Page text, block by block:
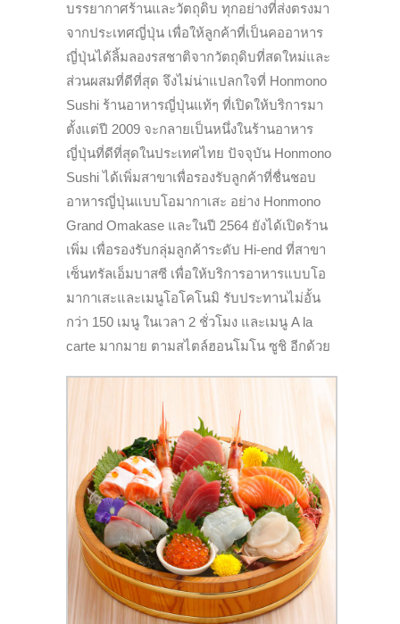
บรรยากาศร้านและวัตถุดิบ ทุกอย่างที่ส่งตรงมา
จากประเทศญี่ปุ่น เพื่อให้ลูกค้าที่เป็นคออาหาร
ญี่ปุ่นได้ลิ้มลองรสชาติจากวัตถุดิบที่สดใหม่และ
ส่วนผสมที่ดีที่สุด จึงไม่น่าแปลกใจที่ Honmono
Sushi ร้านอาหารญี่ปุ่นแท้ๆ ที่เปิดให้บริการมา
ตั้งแต่ปี 2009 จะกลายเป็นหนึ่งในร้านอาหาร
ญี่ปุ่นที่ดีที่สุดในประเทศไทย ปัจจุบัน Honmono
Sushi ได้เพิ่มสาขาเพื่อรองรับลูกค้าที่ชื่นชอบ
อาหารญี่ปุ่นแบบโอมากาเสะ อย่าง Honmono
Grand Omakase และในปี 2564 ยังได้เปิดร้าน
เพิ่ม เพื่อรองรับกลุ่มลูกค้าระดับ Hi-end ที่สาขา
เซ็นทรัลเอ็มบาสซี เพื่อให้บริการอาหารแบบโอ
มากาเสะและเมนูโอโคโนมิ รับประทานไม่อั้น
กว่า 150 เมนู ในเวลา 2 ชั่วโมง และเมนู A la
carte มากมาย ตามสไตล์ฮอนโมโน ซูชิ อีกด้วย